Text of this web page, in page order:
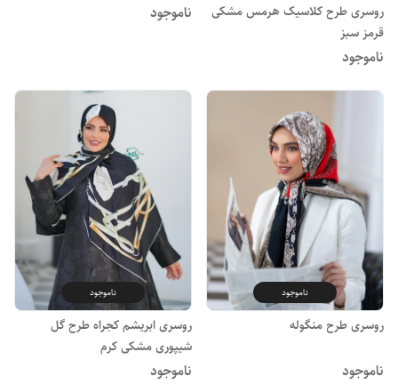
روسری طرح کلاسیک هرمس مشکی
قرمز سبز
ناموجود
ناموجود
ناموجود
روسری طرح منگوله
ناموجود
ناموجود
روسری ابریشم کجراه طرح گل
شیپوری مشکی کرم
ناموجود